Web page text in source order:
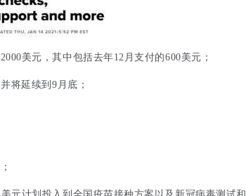
美元，其中包括去年12月支付的600美元；
将延续到9月底；